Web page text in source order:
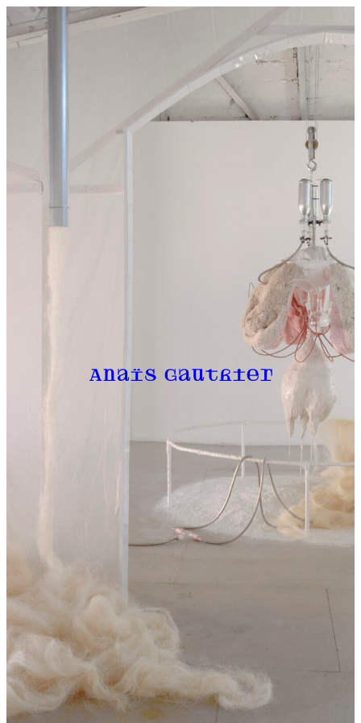
Anaïs Gauthier